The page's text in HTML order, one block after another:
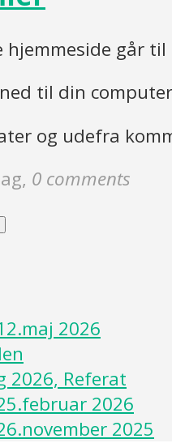
hjemmeside går
til din
og udefra
, 0 comments
2026
2026, Referat
2026
2025